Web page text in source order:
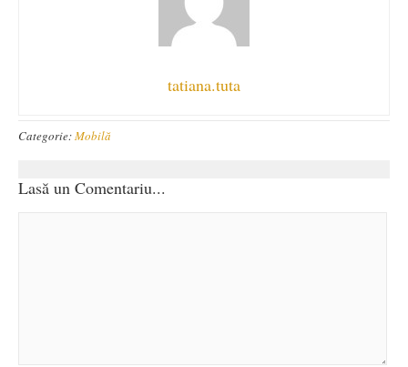
tatiana.tuta
Categorie:Mobilă
Lasă un Comentariu...